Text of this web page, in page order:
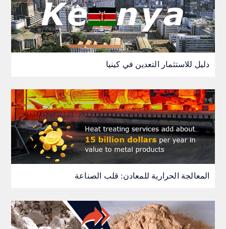
دليل للاستثمار التعدين في كينيا
المعالجة الحرارية للمعادن: قلب الصناعة